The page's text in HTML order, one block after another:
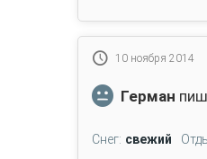
10 ноября 2014
Герман
Снег: свежий